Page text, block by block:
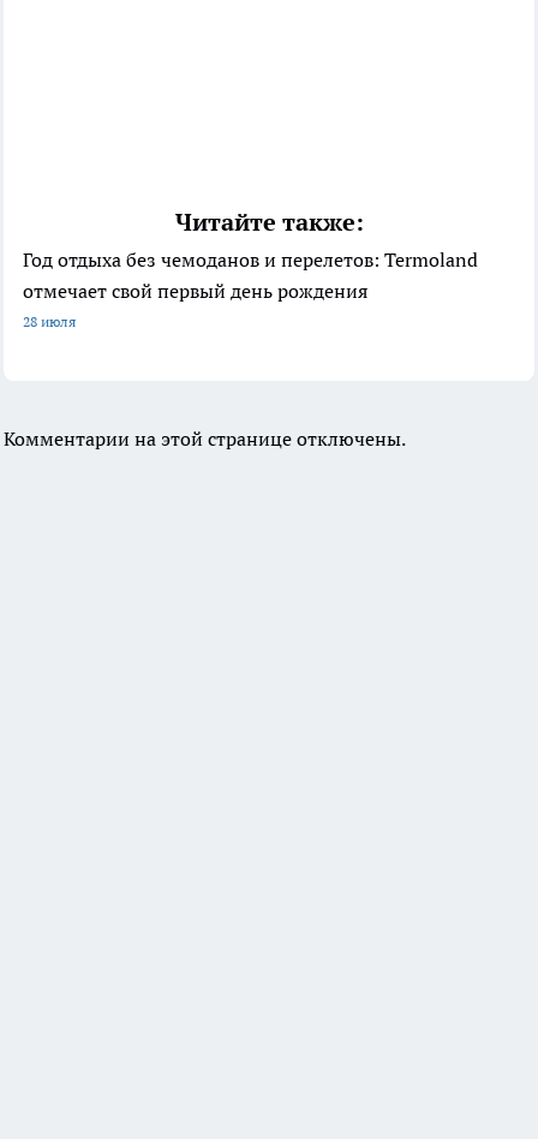
Читайте также:
Год отдыха без чемоданов и перелетов: Termoland
отмечает свой первый день рождения
28 июля
Комментарии на этой странице отключены.